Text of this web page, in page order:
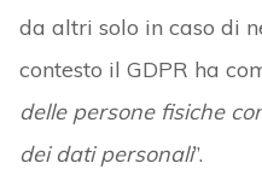
da altri solo in caso di
contesto il GDPR ha
delle persone fisiche
dei dati personali”.